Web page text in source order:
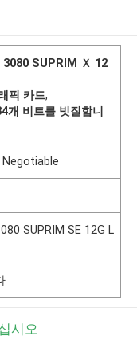
SUPRIM Ｘ 12
픽 카드,
개 비트를 빗질합니
SUPRIM SE 12G L
시오